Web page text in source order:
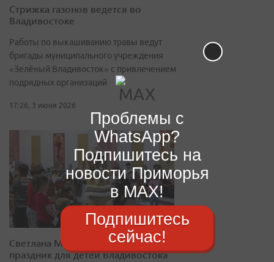
Стрижка газонов ведется во
Владивостоке
Работы по выкашиванию травы ведут
бригады муниципального учреждения
«Зелёный Владивосток» с привлечением
подрядных организаций
17:26, 3 июня 2026
Светлана Морозова организовала
праздник для детей Владивостока
Проблемы с
WhatsApp?
Подпишитесь на
новости Приморья
в MAX!
Подпишитесь
сейчас!